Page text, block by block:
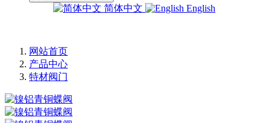
简体中文 English
网站首页
产品中心
特材阀门